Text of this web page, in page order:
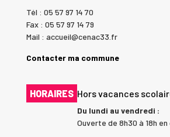
Tél : 05 57 97 14 70
Fax : 05 57 97 14 79
Mail : accueil@cenac33.fr
Contacter ma commune
HORAIRES Hors vacances
Du lundi au vendredi :
Ouverte de 8h30 à 18h en